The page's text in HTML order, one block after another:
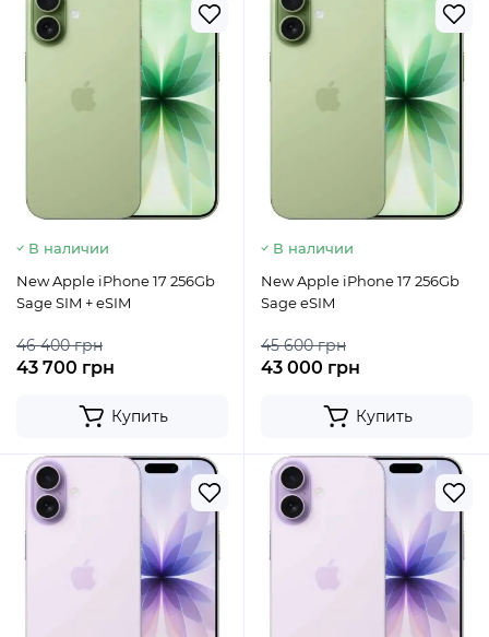
В наличии
New Apple iPhone 17 256Gb
Sage SIM + eSIM
46 400 грн
43 700 грн
Купить
В наличии
New Apple iPhone 17 256Gb
Sage eSIM
45 600 грн
43 000 грн
Купить